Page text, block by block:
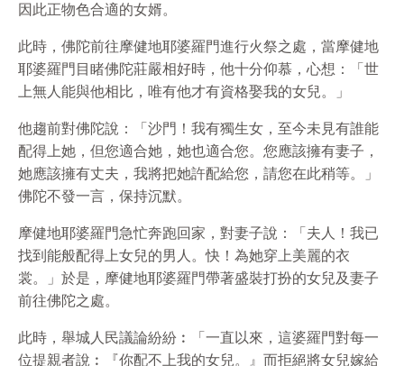
因此正物色合適的女婿。
此時，佛陀前往摩健地耶婆羅門進行火祭之處，當摩健地
耶婆羅門目睹佛陀莊嚴相好時，他十分仰慕，心想：「世
上無人能與他相比，唯有他才有資格娶我的女兒。」
他趨前對佛陀說：「沙門！我有獨生女，至今未見有誰能
配得上她，但您適合她，她也適合您。您應該擁有妻子，
她應該擁有丈夫，我將把她許配給您，請您在此稍等。」
佛陀不發一言，保持沉默。
摩健地耶婆羅門急忙奔跑回家，對妻子說：「夫人！我已
找到能般配得上女兒的男人。快！為她穿上美麗的衣
裳。」於是，摩健地耶婆羅門帶著盛裝打扮的女兒及妻子
前往佛陀之處。
此時，舉城人民議論紛紛︰「一直以來，這婆羅門對每一
位提親者說︰『你配不上我的女兒。』而拒絕將女兒嫁給